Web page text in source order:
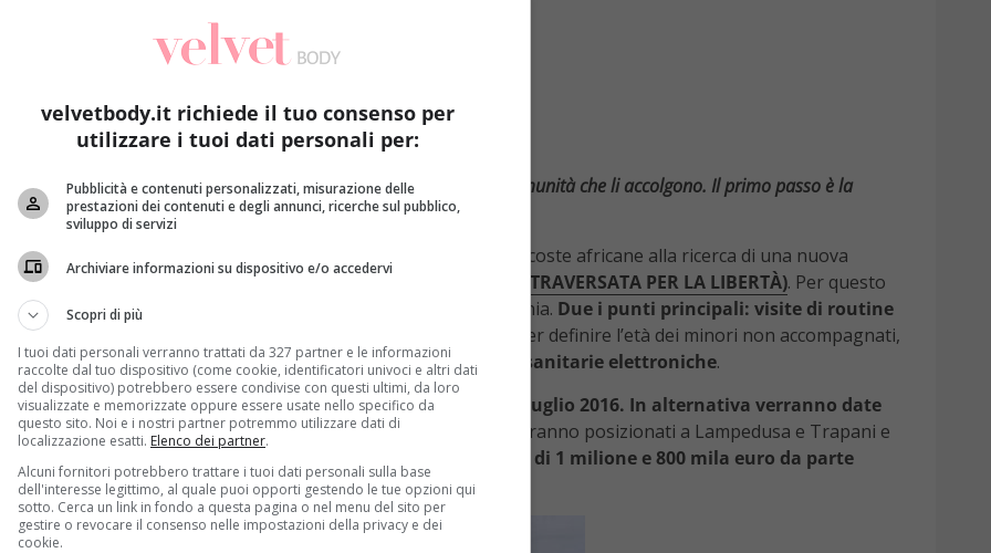
intende assicurare maggiori tutele alla salute dei migranti e alle comunità che li accolgono. Il primo passo è la
principali punti d’approdo per i migranti
che partono dalle coste africane alla ricerca di una nuova
SIRIANO NUOTA PER 7 ORE E RAGGIUNGE LA GRECIA: UNA TRAVERSATA PER LA LIBERTÀ). Per questo
il progetto insieme a Grecia, Malta, Croazia e Slovenia. Due i punti principali: visite di routine
in grado di offrire servizi il più completi possibili (sia per definire l’età dei minori non accompagnati,
lo stato di salute dei migranti)e la creazione di tessere sanitarie elettroniche.
saranno distribuite subito dopo l’arrivo in Italia, a partire da luglio 2016. In alternativa verranno date
i dati sanitari dei singoli migranti. I punti di distribuzione verranno posizionati a Lampedusa e Trapani e
Il progetto vede il finanziamento di 1 milione e 800 mila euro da parte
annunciato con orgoglio l’adesione dell’Italia.
velvetbody.it richiede il tuo consenso per
utilizzare i tuoi dati personali per:
Pubblicità e contenuti personalizzati, misurazione delle
prestazioni dei contenuti e degli annunci, ricerche sul pubblico,
sviluppo di servizi
Archiviare informazioni su dispositivo e/o accedervi
Scopri di più
I tuoi dati personali verranno trattati da 327 partner e le informazioni
raccolte dal tuo dispositivo (come cookie, identificatori univoci e altri dati
del dispositivo) potrebbero essere condivise con questi ultimi, da loro
visualizzate e memorizzate oppure essere usate nello specifico da
questo sito. Noi e i nostri partner potremmo utilizzare dati di
localizzazione esatti. Elenco dei partner.
Alcuni fornitori potrebbero trattare i tuoi dati personali sulla base
dell'interesse legittimo, al quale puoi opporti gestendo le tue opzioni qui
sotto. Cerca un link in fondo a questa pagina o nel menu del sito per
gestire o revocare il consenso nelle impostazioni della privacy e dei
cookie.